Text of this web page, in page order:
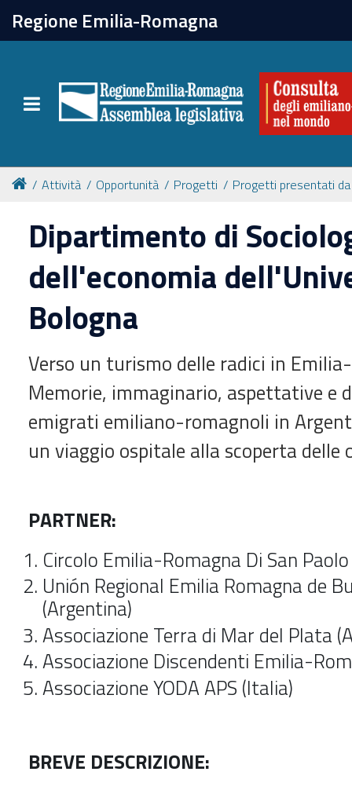
Regione Emilia-Romagna
Toggle navigation
chiudi
Attività
Per chi vive all'estero
Newsletter
Attività Opportunità Progetti Progetti presentati
Dipartimento di
dell'economia
Bologna
Verso un turismo delle radici in
Memorie, immaginario, aspettative e
emigrati emiliano-romagnoli in
un viaggio ospitale alla scoperta delle
PARTNER:
Circolo Emilia-Romagna Di San
Unión Regional Emilia Romagna de
(Argentina)
Associazione Terra di Mar del Plata
Associazione Discendenti Emilia-
Associazione YODA APS (Italia)
BREVE DESCRIZIONE: